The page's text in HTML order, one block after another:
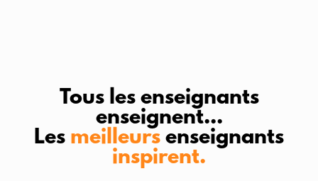
Tous les enseignants
enseignent...
Les meilleurs enseignants
inspirent.